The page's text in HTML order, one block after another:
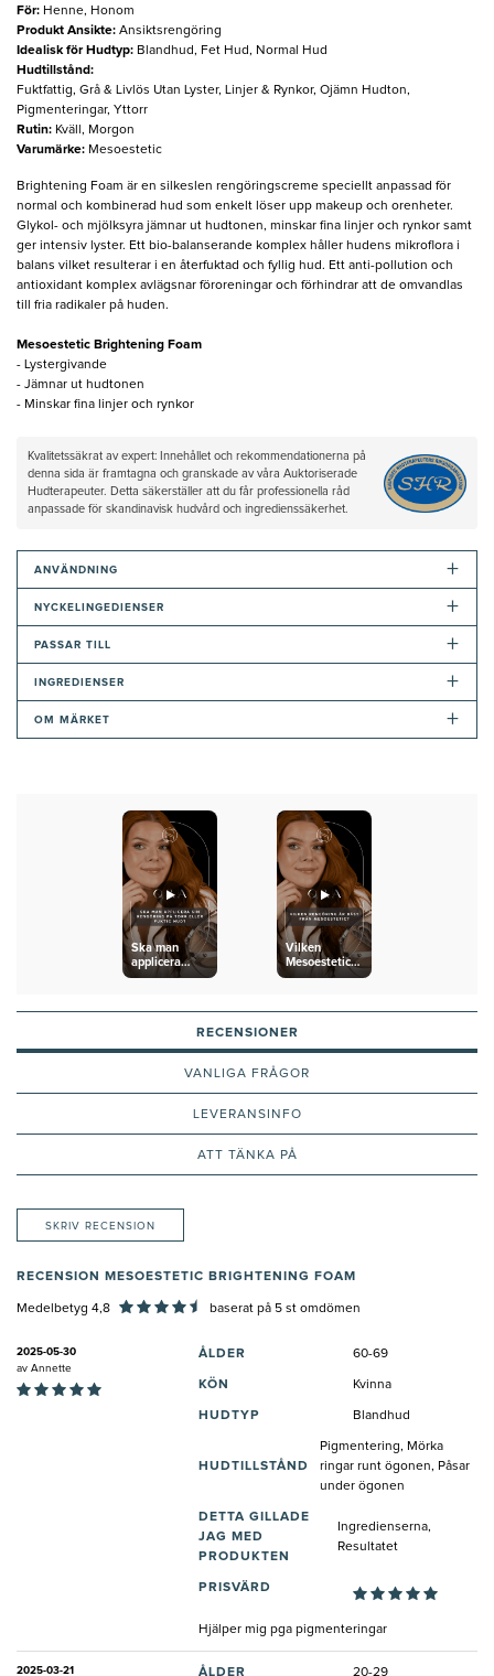
För: Henne, Honom
Produkt Ansikte: Ansiktsrengöring
Idealisk för Hudtyp: Blandhud, Fet Hud, Normal Hud
Hudtillstånd:
Fuktfattig, Grå & Livlös Utan Lyster, Linjer & Rynkor, Ojämn Hudton,
Pigmenteringar, Yttorr
Rutin: Kväll, Morgon
Varumärke: Mesoestetic
Brightening Foam är en silkeslen rengöringscreme speciellt anpassad för
normal och kombinerad hud som enkelt löser upp makeup och orenheter.
Glykol- och mjölksyra jämnar ut hudtonen, minskar fina linjer och rynkor samt
ger intensiv lyster. Ett bio-balanserande komplex håller hudens mikroflora i
balans vilket resulterar i en återfuktad och fyllig hud. Ett anti-pollution och
antioxidant komplex avlägsnar föroreningar och förhindrar att de omvandlas
till fria radikaler på huden.
Mesoestetic Brightening Foam
- Lystergivande
- Jämnar ut hudtonen
- Minskar fina linjer och rynkor
Kvalitetssäkrat av expert: Innehållet och rekommendationerna på
denna sida är framtagna och granskade av våra Auktoriserade
Hudterapeuter. Detta säkerställer att du får professionella råd
anpassade för skandinavisk hudvård och ingredienssäkerhet.
ANVÄNDNING +
NYCKELINGEDIENSER +
PASSAR TILL +
INGREDIENSER +
OM MÄRKET +
Ska man
applicera
rengöring på
Vilken
Mesoestetic-
rengöring är
RECENSIONER
VANLIGA FRÅGOR
LEVERANSINFO
ATT TÄNKA PÅ
SKRIV RECENSION
RECENSION MESOESTETIC BRIGHTENING FOAM
Medelbetyg 4,8 baserat på 5 st omdömen
2025-05-30
av Annette
ÅLDER 60-69
KÖN Kvinna
HUDTYP Blandhud
HUDTILLSTÅND
Pigmentering, Mörka
ringar runt ögonen, Påsar
under ögonen
DETTA GILLADE
JAG MED
PRODUKTEN
Ingredienserna,
Resultatet
PRISVÄRD
Hjälper mig pga pigmenteringar
2025-03-21 ÅLDER 20-29